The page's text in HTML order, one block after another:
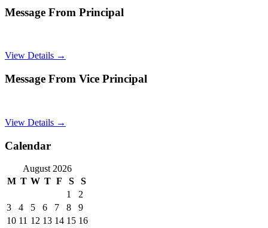
Message From Principal
View Details →
Message From Vice Principal
View Details →
Calendar
August 2026
M T W T F S
S
1
2
3
4 5 6 7 8
9
10 11 12 13 14 15 16